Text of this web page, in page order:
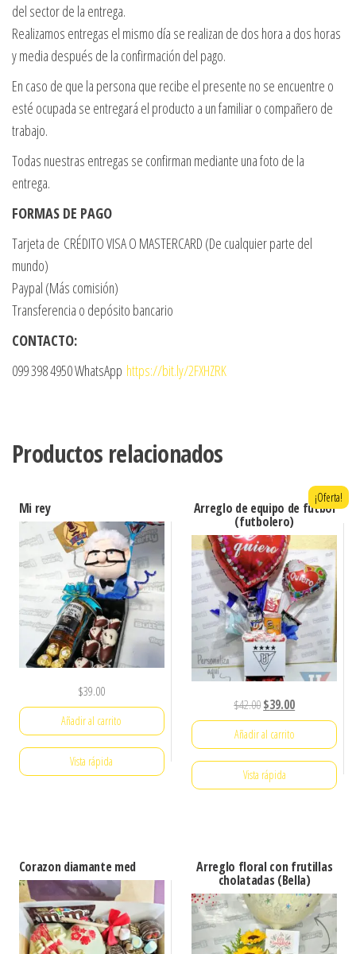
del sector de la entrega.
Realizamos entregas el mismo día se realizan de dos hora a dos horas
y media después de la confirmación del pago.
En caso de que la persona que recibe el presente no se encuentre o
esté ocupada se entregará el producto a un familiar o compañero de
trabajo.
Todas nuestras entregas se confirman mediante una foto de la
entrega.
FORMAS DE PAGO
Tarjeta de CRÉDITO VISA O MASTERCARD (De cualquier parte del
mundo)
Paypal (Más comisión)
Transferencia o depósito bancario
CONTACTO:
099 398 4950 WhatsApp https://bit.ly/2FXHZRK
Productos relacionados
Mi rey
$39.00
Añadir al carrito
Vista rápida
Arreglo de equipo de futbol
(futbolero)
¡Oferta!
$42.00El
precio
original
era:
$42.00.
$39.00El
precio
es:
Añadir al carrito
Vista rápida
Corazon diamante med Arreglo floral con frutillas
cholatadas (Bella)